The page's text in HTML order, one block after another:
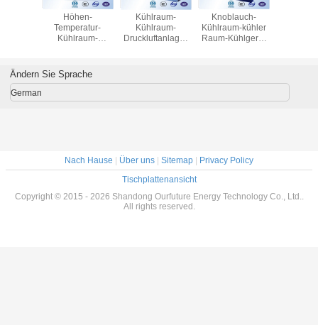
Bitzer
Höhen-
Temperatur-
Kühlraum-
Kühlraum
austauscht
Kühlraum-
Kühlraum-
Druckluftanlage-
Knoblauch-
Kühlraum-kühler
Raum-Kühlgerät
Ändern Sie Sprache
German
Nach Hause Über uns Sitemap
Privacy Policy
Tischplattenansicht
Copyright © 2015 - 2026 Shandong Ourfuture Energy Technology Co., Ltd..
All rights reserved.